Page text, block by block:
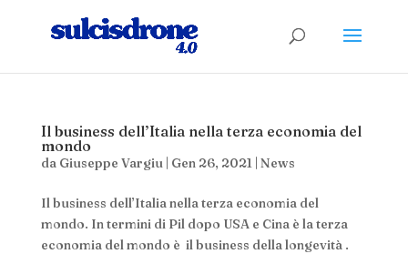
Il business dell’Italia nella terza economia del
mondo
da Giuseppe Vargiu| Gen 26, 2021| News
Il business dell’Italia nella terza economia del
mondo. In termini di Pil dopo USA e Cina è la terza
economia del mondo è il business della longevità .